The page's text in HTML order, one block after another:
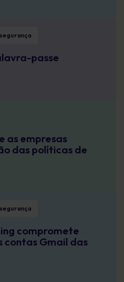
passe
as empresas
das políticas de
compromete
Gmail das